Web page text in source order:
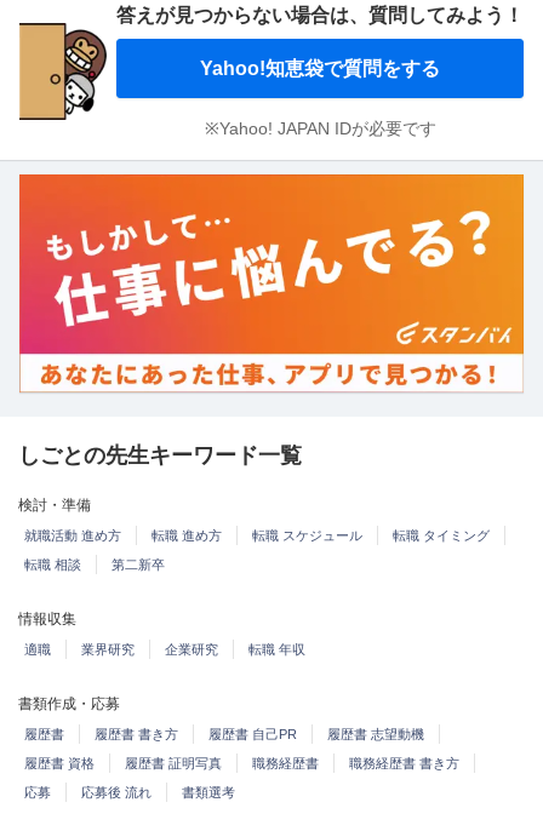
答えが見つからない場合は、 質問してみよう！
Yahoo!知恵袋で質問をする
※Yahoo! JAPAN IDが必要です
しごとの先生キーワード一覧
検討・準備
就職活動 進め方 転職 進め方 転職 スケジュール
転職 タイミング
転職 相談
第二新卒
情報収集
適職 業界研究 企業研究 転職 年収
書類作成・応募
履歴書 履歴書 書き方 履歴書 自己PR
履歴書 志望動機
履歴書 資格
履歴書 証明写真 職務経歴書
職務経歴書 書き方
応募
応募後 流れ 書類選考